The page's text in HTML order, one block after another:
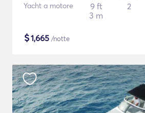
Yacht a motore
9 ft
3 m
2
$1,665 /notte